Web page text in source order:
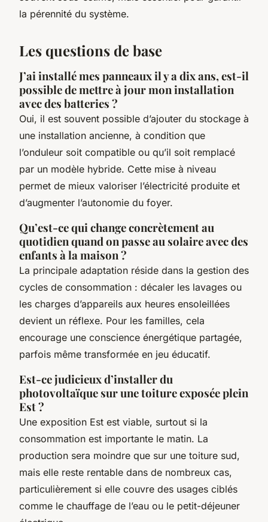
la pérennité du système.
Les questions de base
J’ai installé mes panneaux il y a dix ans, est-il
possible de mettre à jour mon installation
avec des batteries ?
Oui, il est souvent possible d’ajouter du stockage à
une installation ancienne, à condition que
l’onduleur soit compatible ou qu’il soit remplacé
par un modèle hybride. Cette mise à niveau
permet de mieux valoriser l’électricité produite et
d’augmenter l’autonomie du foyer.
Qu’est-ce qui change concrètement au
quotidien quand on passe au solaire avec des
enfants à la maison ?
La principale adaptation réside dans la gestion des
cycles de consommation : décaler les lavages ou
les charges d’appareils aux heures ensoleillées
devient un réflexe. Pour les familles, cela
encourage une conscience énergétique partagée,
parfois même transformée en jeu éducatif.
Est-ce judicieux d’installer du
photovoltaïque sur une toiture exposée plein
Est ?
Une exposition Est est viable, surtout si la
consommation est importante le matin. La
production sera moindre que sur une toiture sud,
mais elle reste rentable dans de nombreux cas,
particulièrement si elle couvre des usages ciblés
comme le chauffage de l’eau ou le petit-déjeuner